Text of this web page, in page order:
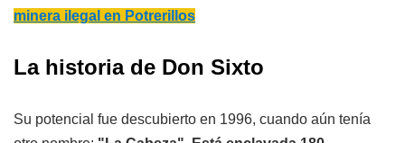
minera ilegal en Potrerillos
La historia de Don Sixto
Su potencial fue descubierto en 1996, cuando aún tenía